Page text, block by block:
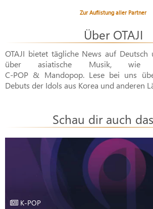
Zur Auflistung aller Partner
Über OTAJI
OTAJI bietet tägliche News auf
über asiatische Musik, wie
C-POP & Mandopop. Lese bei uns
Debuts der Idols aus Korea und anderen
Schau dir auch
K-POP